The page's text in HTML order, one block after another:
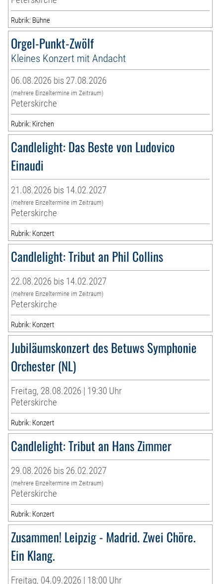
Rubrik: Bühne
Orgel-Punkt-Zwölf
Kleines Konzert mit Andacht
06.08.2026 bis 27.08.2026
(mehrere Einzeltermine im Zeitraum)
Peterskirche
Rubrik: Kirchen
Candlelight: Das Beste von Ludovico
Einaudi
21.08.2026 bis 14.02.2027
(mehrere Einzeltermine im Zeitraum)
Peterskirche
Rubrik: Konzert
Candlelight: Tribut an Phil Collins
22.08.2026 bis 14.02.2027
(mehrere Einzeltermine im Zeitraum)
Peterskirche
Rubrik: Konzert
Jubiläumskonzert des Betuws Symphonie
Orchester (NL)
Freitag, 28.08.2026 | 19:30 Uhr
Peterskirche
Rubrik: Konzert
Candlelight: Tribut an Hans Zimmer
29.08.2026 bis 26.02.2027
(mehrere Einzeltermine im Zeitraum)
Peterskirche
Rubrik: Konzert
Zusammen! Leipzig - Madrid. Zwei Chöre.
Ein Klang.
Freitag, 04.09.2026 | 18:00 Uhr